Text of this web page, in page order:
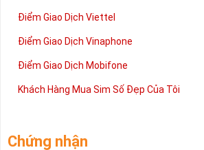
Điểm Giao Dịch Viettel
Điểm Giao Dịch Vinaphone
Điểm Giao Dịch Mobifone
Khách Hàng Mua Sim Số Đẹp Của Tôi
Chứng nhận